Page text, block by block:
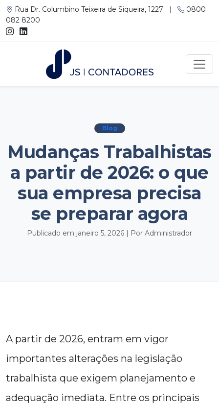
Rua Dr. Columbino Teixeira de Siqueira, 1227 |
0800
082 8200
Blog
Mudanças Trabalhistas
a partir de 2026: o que
sua empresa precisa
se preparar agora
Publicado em janeiro 5, 2026 | Por Administrador
A partir de 2026, entram em vigor
importantes alterações na legislação
trabalhista que exigem planejamento e
adequação imediata. Entre os principais